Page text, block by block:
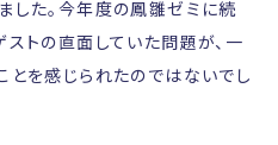
した。今年度の鳳雛ゼミに続
トの直面していた問題が、一
を感じられたのではないでし